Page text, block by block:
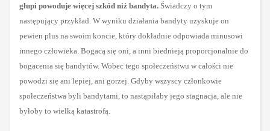
głupi powoduje więcej szkód niż bandyta. Świadczy o tym
następujący przykład. W wyniku działania bandyty uzyskuje on
pewien plus na swoim koncie, który dokładnie odpowiada minusowi
innego człowieka. Bogacą się oni, a inni biednieją proporcjonalnie do
bogacenia się bandytów. Wobec tego społeczeństwu w całości nie
powodzi się ani lepiej, ani gorzej. Gdyby wszyscy członkowie
społeczeństwa byli bandytami, to nastąpiłaby jego stagnacja, ale nie
byłoby to wielką katastrofą.